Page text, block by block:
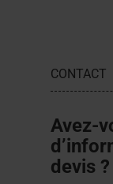
CONTACT
Avez-
devis ?